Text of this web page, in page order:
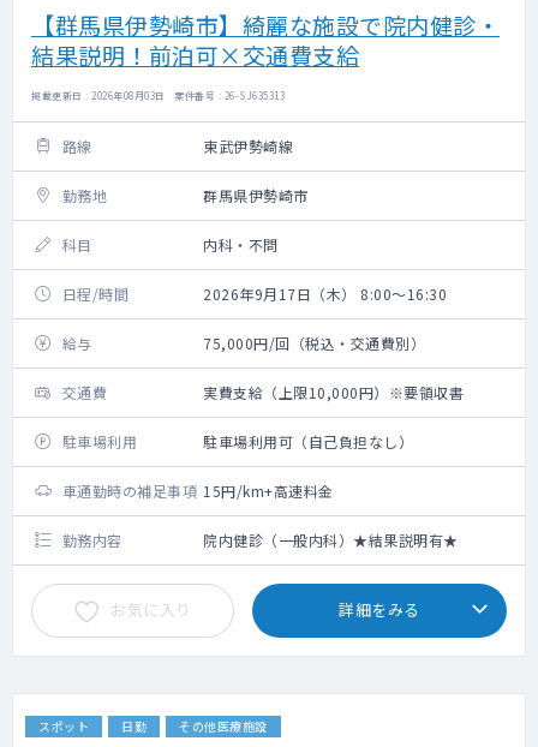
【群馬県伊勢崎市】綺麗な施設で院内健診・
結果説明！前泊可×交通費支給
掲載更新日 : 2026年08月03日 案件番号 : 26-SJ635313
路線 東武伊勢崎線
勤務地 群馬県伊勢崎市
科目 内科・不問
日程/時間 2026年9月17日（木） 8:00～16:30
給与 75,000円/回（税込・交通費別）
交通費 実費支給（上限10,000円）※要領収書
駐車場利用 駐車場利用可（自己負担なし）
車通勤時の補足事項 15円/km+高速料金
勤務内容 院内健診（一般内科）★結果説明有★
お気に入り 詳細をみる
スポット 日勤 その他医療施設